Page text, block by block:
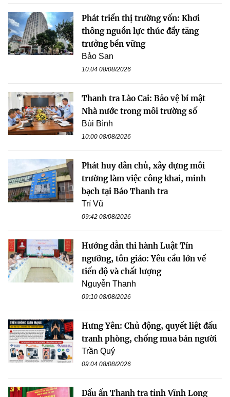
Phát triển thị trường vốn: Khơi
thông nguồn lực thúc đẩy tăng
trưởng bền vững
Bảo San
10:04 08/08/2026
Thanh tra Lào Cai: Bảo vệ bí mật
Nhà nước trong môi trường số
Bùi Bình
10:00 08/08/2026
Phát huy dân chủ, xây dựng môi
trường làm việc công khai, minh
bạch tại Báo Thanh tra
Trí Vũ
09:42 08/08/2026
Hướng dẫn thi hành Luật Tín
ngưỡng, tôn giáo: Yêu cầu lớn về
tiến độ và chất lượng
Nguyễn Thanh
09:10 08/08/2026
Hưng Yên: Chủ động, quyết liệt đấu
tranh phòng, chống mua bán người
Trần Quý
09:04 08/08/2026
Dấu ấn Thanh tra tỉnh Vĩnh Long